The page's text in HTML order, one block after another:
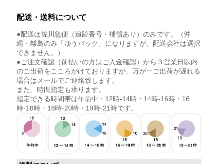
配送・送料について
●配送は佐川急便（追跡番号・補償あり）のみです。（沖
縄・離島のみ「ゆうパック」になりますが、配送会社は選択
できません。）
●ご注文確認（前払いの方はご入金確認）から３営業日以内
のご出荷をこころがけておりますが、万が一ご出荷が遅れる
場合はメールでご連絡致します。
また、時間指定も承ります。
指定できる時間帯は午前中・12時-14時・14時-16時・16
時-18時・18時-20時・19時-21時です。